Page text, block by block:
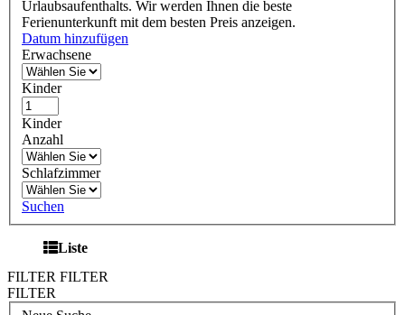
Urlaubsaufenthalts. Wir werden Ihnen die beste
Ferienunterkunft mit dem besten Preis anzeigen.
Datum hinzufügen
Erwachsene
Kinder
Kinder
Anzahl
Schlafzimmer
Suchen
Liste
FILTER FILTER
FILTER